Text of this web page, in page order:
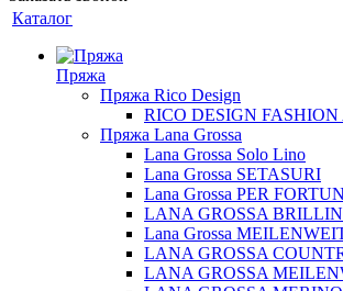
Каталог
Пряжа
Пряжа Rico Design
RICO DESIGN
Пряжа Lana Grossa
Lana Grossa Solo Lino
Lana Grossa SETASURI
Lana Grossa PER
LANA GROSSA
Lana Grossa
LANA GROSSA
LANA GROSSA